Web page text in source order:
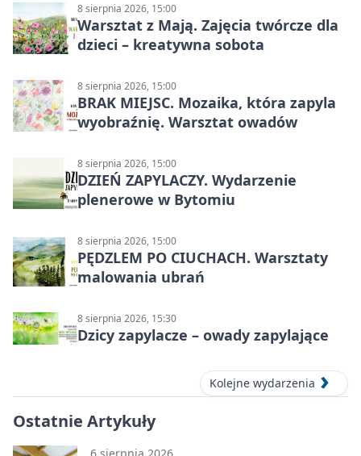
8 sierpnia 2026, 15:00
Warsztat z Mają. Zajęcia twórcze dla
dzieci – kreatywna sobota
8 sierpnia 2026, 15:00
BRAK MIEJSC. Mozaika, która zapyla
wyobraźnię. Warsztat owadów
8 sierpnia 2026, 15:00
DZIEŃ ZAPYLACZY. Wydarzenie
plenerowe w Bytomiu
8 sierpnia 2026, 15:00
PĘDZLEM PO CIUCHACH. Warsztaty
malowania ubrań
8 sierpnia 2026, 15:30
Dzicy zapylacze – owady zapylające
Kolejne wydarzenia
Ostatnie Artykuły